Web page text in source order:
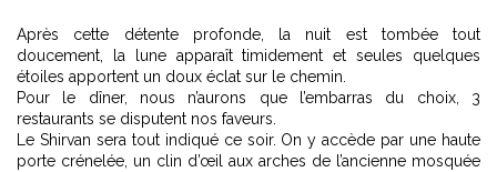
Après cette détente profonde, la nuit est tombée tout
doucement, la lune apparaît timidement et seules quelques
étoiles apportent un doux éclat sur le chemin.
Pour le dîner, nous n’aurons que l’embarras du choix, 3
restaurants se disputent nos faveurs.
Le Shirvan sera tout indiqué ce soir. On y accède par une haute
porte crénelée, un clin d’œil aux arches de l’ancienne mosquée